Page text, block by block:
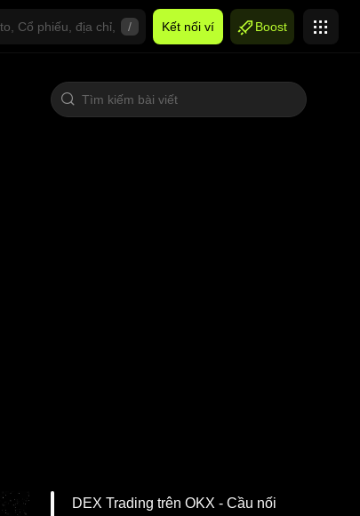
/ Kết nối ví Boost
DEX Trading trên OKX - Cầu nối